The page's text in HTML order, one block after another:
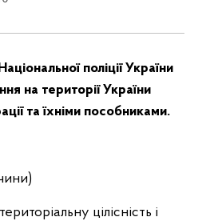
поліції України
на території України
та їхніми пособниками.
цілісність і